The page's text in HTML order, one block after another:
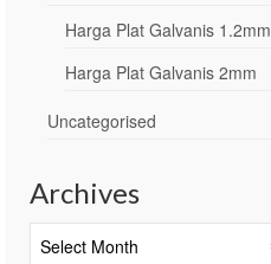
Harga Plat Galvanis 1.2mm
Harga Plat Galvanis 2mm
Uncategorised
Archives